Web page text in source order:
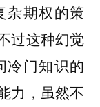
杂期权的策
过这种幻觉
冷门知识的
力，虽然不